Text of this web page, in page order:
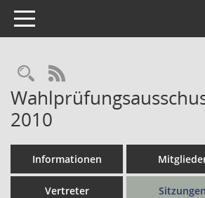
Toggle navigation
Rechercheauswahl
RSS-Feed
2010
Informationen
Vertreter Sitzungen